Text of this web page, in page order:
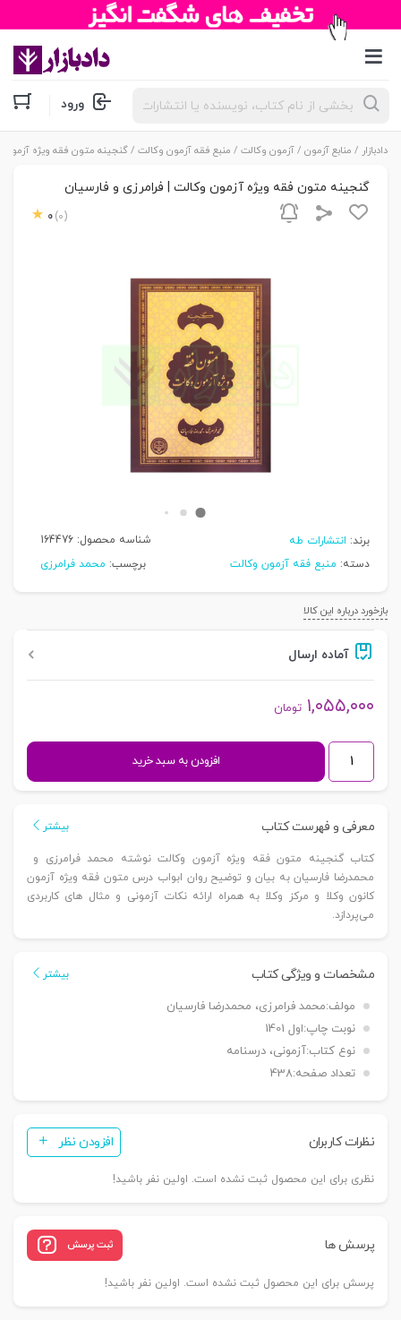
جستجوی
محصولات ورود
دادبازار / منابع آزمون /آزمون وکالت / منبع فقه آزمون وکالت / گنجینه متون فقه ویژه آزمون
گنجینه متون فقه ویژه آزمون وکالت | فرامرزی و فارسیان
0 (0)
برند: انتشارات طه شناسه محصول: 164476
دسته: منبع فقه آزمون وکالت برچسب: محمد فرامرزی
بازخورد درباره این کالا
آماده ارسال
۱,۰۵۵,۰۰۰ تومان
گنجینه
متون
ویژه
وکالت
|
فرامرزی
عدد
افزودن به سبد خرید
معرفی و فهرست کتاب بیشتر
کتاب گنجینه متون فقه ویژه آزمون وکالت نوشته محمد فرامرزی و
محمدرضا فارسیان به بیان و توضیح روان ابواب درس متون فقه ویژه آزمون
کانون وکلا و مرکز وکلا به همراه ارائه نکات آزمونی و مثال های کاربردی
می‌پردازد.
مشخصات و ویژگی کتاب بیشتر
مولف:محمد فرامرزی، محمدرضا فارسیان
نوبت چاپ:اول 1401
نوع کتاب:آزمونی، درسنامه
تعداد صفحه:438
نظرات کاربران افزودن نظر
نظری برای این محصول ثبت نشده است. اولین نفر باشید!
پرسش ها ثبت پرسش
پرسش برای این محصول ثبت نشده است. اولین نفر باشید!